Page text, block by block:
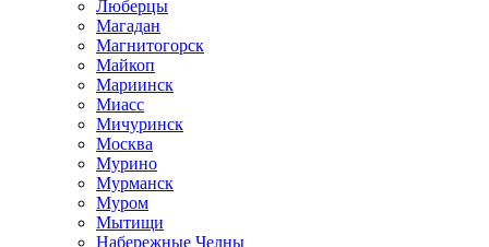
Люберцы
Магадан
Магнитогорск
Майкоп
Мариинск
Миасс
Мичуринск
Москва
Мурино
Мурманск
Муром
Мытищи
Набережные Челны